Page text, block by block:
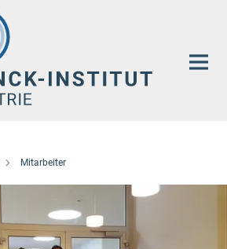
Mitarbeiter